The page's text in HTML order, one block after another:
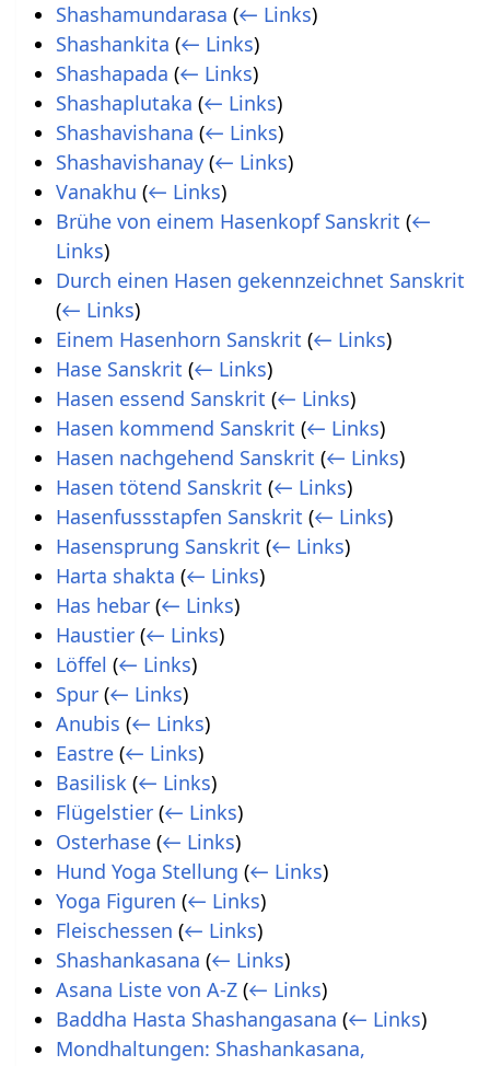
Shashamundarasa (← Links)
Shashankita (← Links)
Shashapada (← Links)
Shashaplutaka (← Links)
Shashavishana (← Links)
Shashavishanay (← Links)
Vanakhu (← Links)
Brühe von einem Hasenkopf Sanskrit (←
Links)
Durch einen Hasen gekennzeichnet Sanskrit
(← Links)
Einem Hasenhorn Sanskrit (← Links)
Hase Sanskrit (← Links)
Hasen essend Sanskrit (← Links)
Hasen kommend Sanskrit (← Links)
Hasen nachgehend Sanskrit (← Links)
Hasen tötend Sanskrit (← Links)
Hasenfussstapfen Sanskrit (← Links)
Hasensprung Sanskrit (← Links)
Harta shakta (← Links)
Has hebar (← Links)
Haustier (← Links)
Löffel (← Links)
Spur (← Links)
Anubis (← Links)
Eastre (← Links)
Basilisk (← Links)
Flügelstier (← Links)
Osterhase (← Links)
Hund Yoga Stellung (← Links)
Yoga Figuren (← Links)
Fleischessen (← Links)
Shashankasana (← Links)
Asana Liste von A-Z (← Links)
Baddha Hasta Shashangasana (← Links)
Mondhaltungen: Shashankasana,